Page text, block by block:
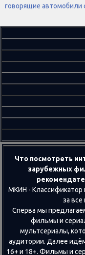
говорящие автомобили
Что посмотреть
зарубежных
МКИН - Классификатор
за
Сперва мы
фильмы и
мультсериалы,
аудитории. Далее
16+ и 18+. Фильмы и